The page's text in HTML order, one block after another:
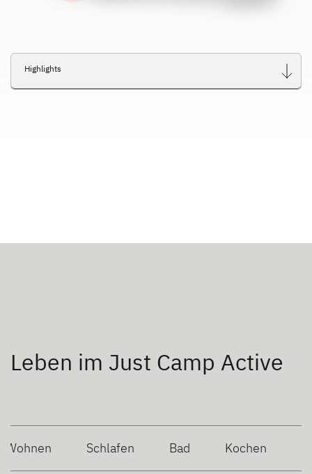
Highlights
Leben im Just Camp Active
Wohnen Schlafen Bad Kochen